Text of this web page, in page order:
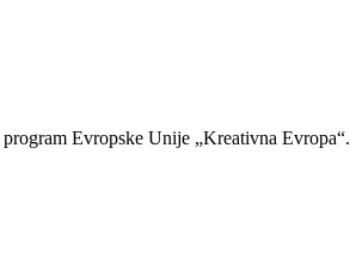
Evropske Unije „Kreativna Evropa“.